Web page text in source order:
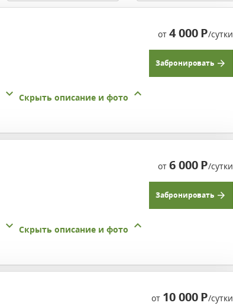
от4 000Р/сутки
Забронировать
Скрыть описание и фото
от6 000Р/сутки
Забронировать
Скрыть описание и фото
от 10 000Р/сутки